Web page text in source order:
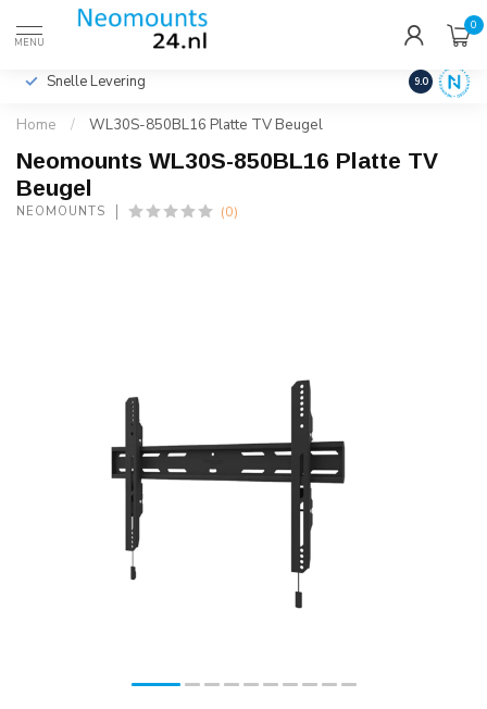
MENU
0
Incl. btw
Snelle Levering Hoge
9.0
Home / WL30S-850BL16 Platte TV Beugel
Neomounts WL30S-850BL16 Platte TV
Beugel
NEOMOUNTS (0)